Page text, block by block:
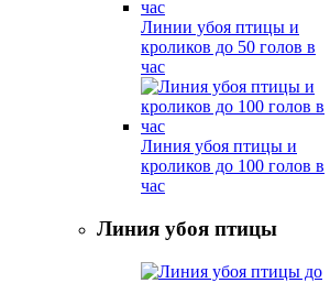
Линии убоя птицы и
кроликов до 50 голов в
час
Линия убоя птицы и
кроликов до 100 голов в
час
Линия убоя птицы